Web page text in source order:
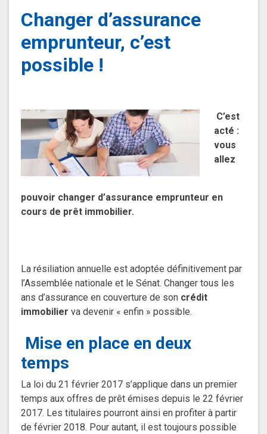
Changer d’assurance
emprunteur, c’est
possible !
C’est
acté :
vous
allez
pouvoir changer d’assurance emprunteur en
cours de prêt immobilier.
La résiliation annuelle est adoptée définitivement par
l’Assemblée nationale et le Sénat. Changer tous les
ans d’assurance en couverture de son crédit
immobilier va devenir « enfin » possible.
Mise en place en deux
temps
La loi du 21 février 2017 s’applique dans un premier
temps aux offres de prêt émises depuis le 22 février
2017. Les titulaires pourront ainsi en profiter à partir
de février 2018. Pour autant, il est toujours possible